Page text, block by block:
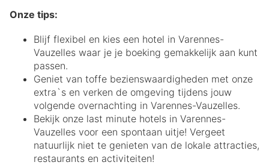
Onze tips:
Blijf flexibel en kies een hotel in Varennes-
Vauzelles waar je je boeking gemakkelijk aan kunt
passen.
Geniet van toffe bezienswaardigheden met onze
extra`s en verken de omgeving tijdens jouw
volgende overnachting in Varennes-Vauzelles.
Bekijk onze last minute hotels in Varennes-
Vauzelles voor een spontaan uitje! Vergeet
natuurlijk niet te genieten van de lokale attracties,
restaurants en activiteiten!